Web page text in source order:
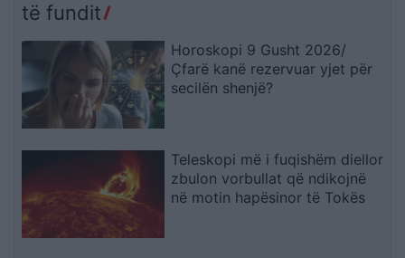
të fundit
Horoskopi 9 Gusht 2026/
Çfarë kanë rezervuar yjet për
secilën shenjë?
Teleskopi më i fuqishëm diellor
zbulon vorbullat që ndikojnë
në motin hapësinor të Tokës